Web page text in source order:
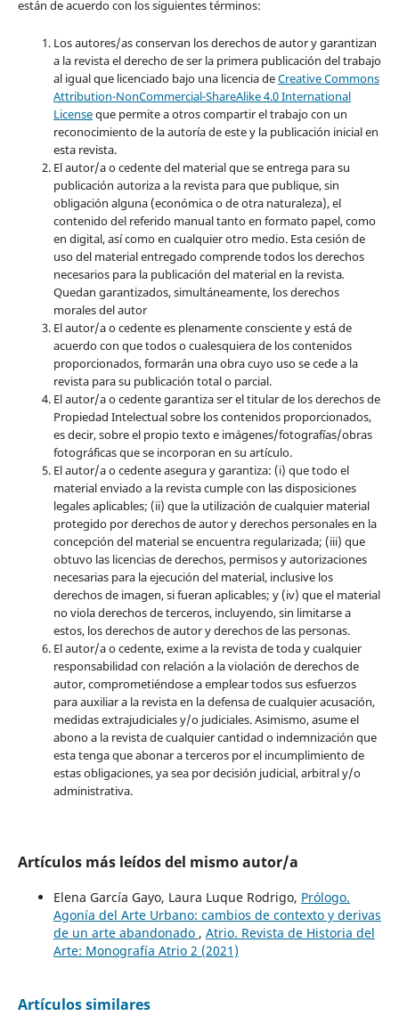
están de acuerdo con los siguientes términos:
Los autores/as conservan los derechos de autor y garantizan
a la revista el derecho de ser la primera publicación del trabajo
al igual que licenciado bajo una licencia deCreative Commons
Attribution-NonCommercial-ShareAlike 4.0 International
Licenseque permite a otros compartir el trabajo con un
reconocimiento de la autoría de este y la publicación inicial en
esta revista.
El autor/a o cedente del material que se entrega para su
publicación autoriza a la revista para que publique, sin
obligación alguna (económica o de otra naturaleza), el
contenido del referido manual tanto en formato papel, como
en digital, así como en cualquier otro medio. Esta cesión de
uso del material entregado comprende todos los derechos
necesarios para la publicación del material en la revista.
Quedan garantizados, simultáneamente, los derechos
morales del autor
El autor/a o cedente es plenamente consciente y está de
acuerdo con que todos o cualesquiera de los contenidos
proporcionados, formarán una obra cuyo uso se cede a la
revista para su publicación total o parcial.
El autor/a o cedente garantiza ser el titular de los derechos de
Propiedad Intelectual sobre los contenidos proporcionados,
es decir, sobre el propio texto e imágenes/fotografías/obras
fotográficas que se incorporan en su artículo.
El autor/a o cedente asegura y garantiza: (i) que todo el
material enviado a la revista cumple con las disposiciones
legales aplicables; (ii) que la utilización de cualquier material
protegido por derechos de autor y derechos personales en la
concepción del material se encuentra regularizada; (iii) que
obtuvo las licencias de derechos, permisos y autorizaciones
necesarias para la ejecución del material, inclusive los
derechos de imagen, si fueran aplicables; y (iv) que el material
no viola derechos de terceros, incluyendo, sin limitarse a
estos, los derechos de autor y derechos de las personas.
El autor/a o cedente, exime a la revista de toda y cualquier
responsabilidad con relación a la violación de derechos de
autor, comprometiéndose a emplear todos sus esfuerzos
para auxiliar a la revista en la defensa de cualquier acusación,
medidas extrajudiciales y/o judiciales. Asimismo, asume el
abono a la revista de cualquier cantidad o indemnización que
esta tenga que abonar a terceros por el incumplimiento de
estas obligaciones, ya sea por decisión judicial, arbitral y/o
administrativa.
Artículos más leídos del mismo autor/a
Elena García Gayo, Laura Luque Rodrigo, Prólogo.
Agonía del Arte Urbano: cambios de contexto y derivas
de un arte abandonado , Atrio. Revista de Historia del
Arte: Monografía Atrio 2 (2021)
Artículos similares